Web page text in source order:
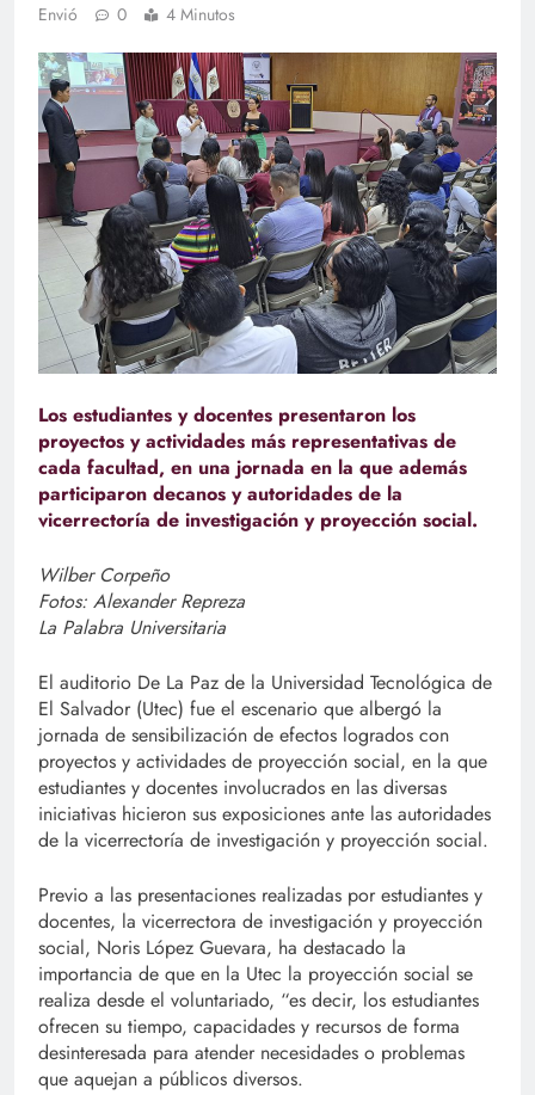
Envió
0 4 Minutos
Los estudiantes y docentes presentaron los
proyectos y actividades más representativas de
cada facultad, en una jornada en la que además
participaron decanos y autoridades de la
vicerrectoría de investigación y proyección social.
Wilber Corpeño
Fotos: Alexander Repreza
La Palabra Universitaria
El auditorio De La Paz de la Universidad Tecnológica de
El Salvador (Utec) fue el escenario que albergó la
jornada de sensibilización de efectos logrados con
proyectos y actividades de proyección social, en la que
estudiantes y docentes involucrados en las diversas
iniciativas hicieron sus exposiciones ante las autoridades
de la vicerrectoría de investigación y proyección social.
Previo a las presentaciones realizadas por estudiantes y
docentes, la vicerrectora de investigación y proyección
social, Noris López Guevara, ha destacado la
importancia de que en la Utec la proyección social se
realiza desde el voluntariado, “es decir, los estudiantes
ofrecen su tiempo, capacidades y recursos de forma
desinteresada para atender necesidades o problemas
que aquejan a públicos diversos.